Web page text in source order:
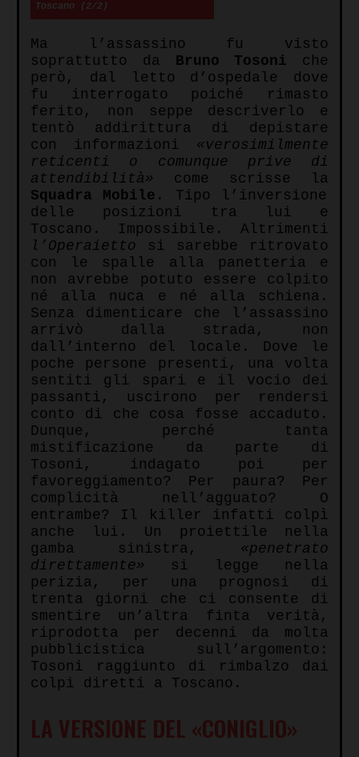
Toscano (2/2)
Ma l’assassino fu visto
soprattutto da Bruno Tosoni che
però, dal letto d’ospedale dove
fu interrogato poiché rimasto
ferito, non seppe descriverlo e
tentò addirittura di depistare
con informazioni «verosimilmente
reticenti o comunque prive di
attendibilità» come scrisse la
Squadra Mobile . Tipo l’inversione
delle posizioni tra lui e
Toscano. Impossibile. Altrimenti
l’Operaietto si sarebbe ritrovato
con le spalle alla panetteria e
non avrebbe potuto essere colpito
né alla nuca e né alla schiena.
Senza dimenticare che l’assassino
arrivò dalla strada, non
dall’interno del locale. Dove le
poche persone presenti, una volta
sentiti gli spari e il vocio dei
passanti, uscirono per rendersi
conto di che cosa fosse accaduto.
Dunque, perché tanta
mistificazione da parte di
Tosoni, indagato poi per
favoreggiamento? Per paura? Per
complicità nell’agguato? O
entrambe? Il killer infatti colpì
anche lui. Un proiettile nella
gamba sinistra, «penetrato
direttamente» si legge nella
perizia, per una prognosi di
trenta giorni che ci consente di
smentire un’altra finta verità,
riprodotta per decenni da molta
pubblicistica sull’argomento:
Tosoni raggiunto di rimbalzo dai
colpi diretti a Toscano.
LA VERSIONE DEL «CONIGLIO»